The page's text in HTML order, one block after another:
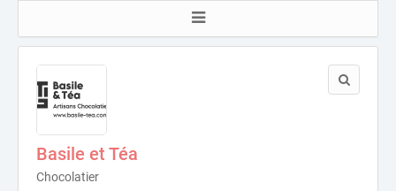
Basile et Téa
Chocolatier